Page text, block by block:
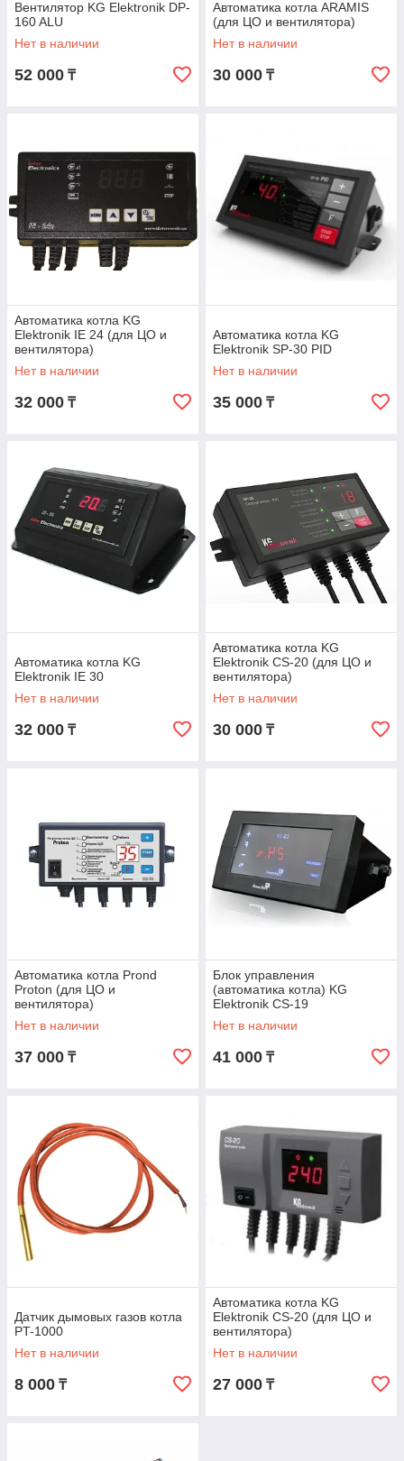
Вентилятор KG Elektronik DP-
160 ALU
Нет в наличии
52 000 ₸
Автоматика котла ARAMIS
(для ЦО и вентилятора)
Нет в наличии
30 000 ₸
Автоматика котла KG
Elektronik IE 24 (для ЦО и
вентилятора)
Нет в наличии
32 000 ₸
Автоматика котла KG
Elektronik SP-30 PID
Нет в наличии
35 000 ₸
Автоматика котла KG
Elektronik IE 30
Нет в наличии
32 000 ₸
Автоматика котла KG
Elektronik CS-20 (для ЦО и
вентилятора)
Нет в наличии
30 000 ₸
Автоматика котла Prond
Proton (для ЦО и
вентилятора)
Нет в наличии
37 000 ₸
Блок управления
(автоматика котла) KG
Elektronik CS-19
Нет в наличии
41 000 ₸
Датчик дымовых газов котла
PT-1000
Нет в наличии
8 000 ₸
Автоматика котла KG
Elektronik CS-20 (для ЦО и
вентилятора)
Нет в наличии
27 000 ₸